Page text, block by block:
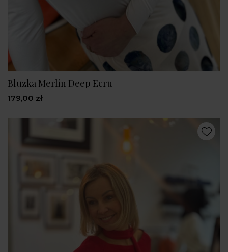
Bluzka Merlin Deep Ecru
179,00 zł